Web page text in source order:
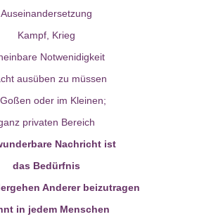
Auseinandersetzung
Kampf, Krieg
Notwenidigkeit
ausüben zu müssen
oder im Kleinen;
privaten Bereich
Nachricht ist
das Bedürfnis
Anderer beizutragen
in jedem Menschen